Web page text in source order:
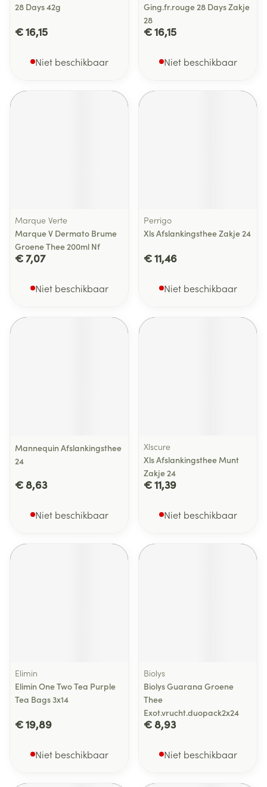
28 Days 42g
€ 16,15
Niet beschikbaar
Ging.fr.rouge 28 Days Zakje
28
€ 16,15
Niet beschikbaar
Marque Verte
Marque V Dermato Brume
Groene Thee 200ml Nf
€ 7,07
Niet beschikbaar
Perrigo
Xls Afslankingsthee Zakje 24
€ 11,46
Niet beschikbaar
Mannequin Afslankingsthee
24
€ 8,63
Niet beschikbaar
Xlscure
Xls Afslankingsthee Munt
Zakje 24
€ 11,39
Niet beschikbaar
Elimin
Elimin One Two Tea Purple
Tea Bags 3x14
€ 19,89
Niet beschikbaar
Biolys
Biolys Guarana Groene
Thee
Exot.vrucht.duopack2x24
€ 8,93
Niet beschikbaar